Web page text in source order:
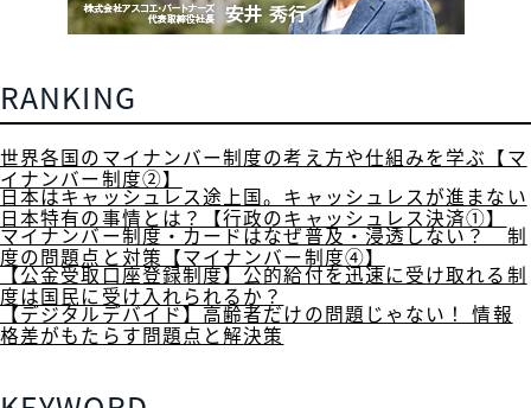
RANKING
世界各国のマイナンバー制度の考え方や仕組みを学ぶ【マ
イナンバー制度②】
日本はキャッシュレス途上国。キャッシュレスが進まない
日本特有の事情とは？【行政のキャッシュレス決済①】
マイナンバー制度・カードはなぜ普及・浸透しない？ 制
度の問題点と対策【マイナンバー制度④】
【公金受取口座登録制度】公的給付を迅速に受け取れる制
度は国民に受け入れられるか？
【デジタルデバイド】高齢者だけの問題じゃない！ 情報
格差がもたらす問題点と解決策